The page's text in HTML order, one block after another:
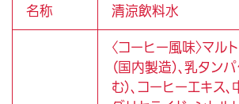
Q ：リハデイズ1本に含まれるロイシ
材に換算するとどのくらいになりま
Q ：リハデイズ1本に含まれるシトル
食材に換算するとどのくらいになり
名称 清涼飲料水
〈コーヒー風味〉マル
（国内製造）、乳タン
む）、コーヒーエキス